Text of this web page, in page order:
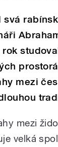
svá
mezi
mezi
velká